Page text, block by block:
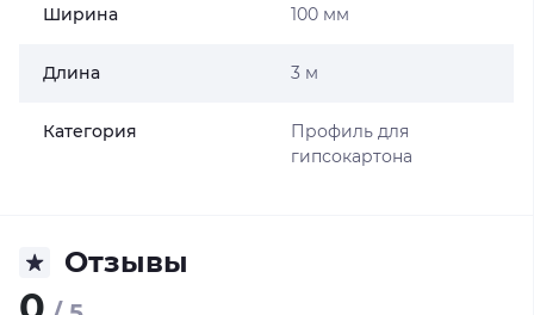
Ширина 100 мм
Длина 3 м
Категория
Профиль для
гипсокартона
Отзывы